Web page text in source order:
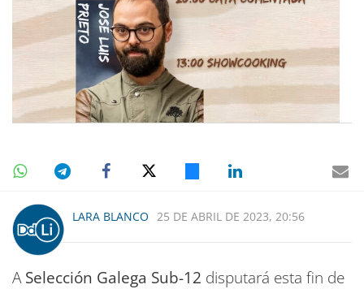
LARA BLANCO 25 DE ABRIL DE 2023, 20:56
ASelección Galega Sub-12 disputará esta fin de